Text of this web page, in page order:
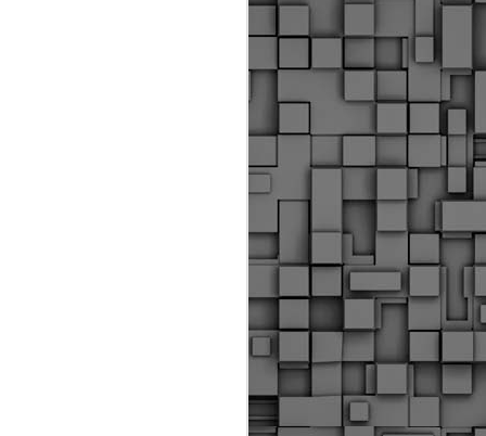
αστυνομικούς, οι οποίοι έχουν
εκπαίδευσή τους και
καθήκοντα.
ο Δήμος παρέλαβε τρία
οποία θα χρησιμοποιούνται για
μετακινήσεις των